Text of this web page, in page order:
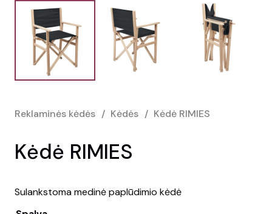
Reklaminės kėdės / Kėdės / Kėdė RIMIES
Kėdė RIMIES
Sulankstoma medinė paplūdimio kėdė